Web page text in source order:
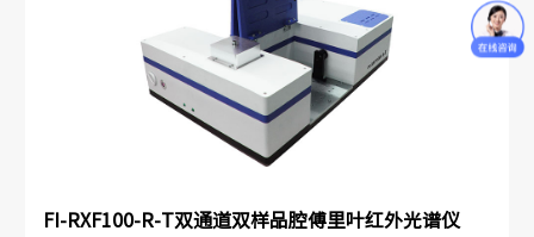
FI-RXF100-R-T双通道双样品腔傅里叶红外光谱仪